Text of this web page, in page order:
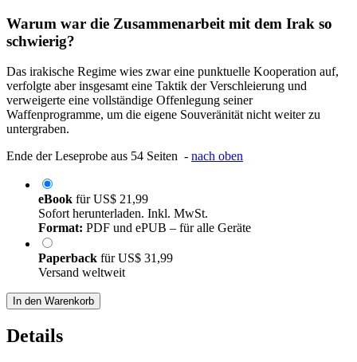
Warum war die Zusammenarbeit mit dem Irak so
schwierig?
Das irakische Regime wies zwar eine punktuelle Kooperation auf,
verfolgte aber insgesamt eine Taktik der Verschleierung und
verweigerte eine vollständige Offenlegung seiner
Waffenprogramme, um die eigene Souveränität nicht weiter zu
untergraben.
Ende der Leseprobe aus 54 Seiten - nach oben
eBook fürUS$ 21,99
Sofort herunterladen. Inkl. MwSt.
Format: PDF und ePUB – für alle Geräte
Paperback fürUS$ 31,99
Versand weltweit
In den Warenkorb
Details